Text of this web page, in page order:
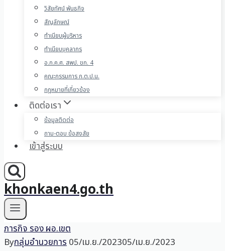
วิสัยทัศน์ พันธกิจ
สัญลักษณ์
ทำเนียบผู้บริหาร
ทำเนียบบุคลากร
อ.ก.ค.ศ. สพป. ขก. 4
คณะกรรมการ ก.ต.ป.น.
กฎหมายที่เกี่ยวข้อง
ติดต่อเรา
ข้อมูลติดต่อ
ถาม-ตอบ ข้อสงสัย
เข้าสู่ระบบ
khonkaen4.go.th
ภารกิจ รอง ผอ.เขต
Byกลุ่มอำนวยการ05/เม.ย./202305/เม.ย./2023